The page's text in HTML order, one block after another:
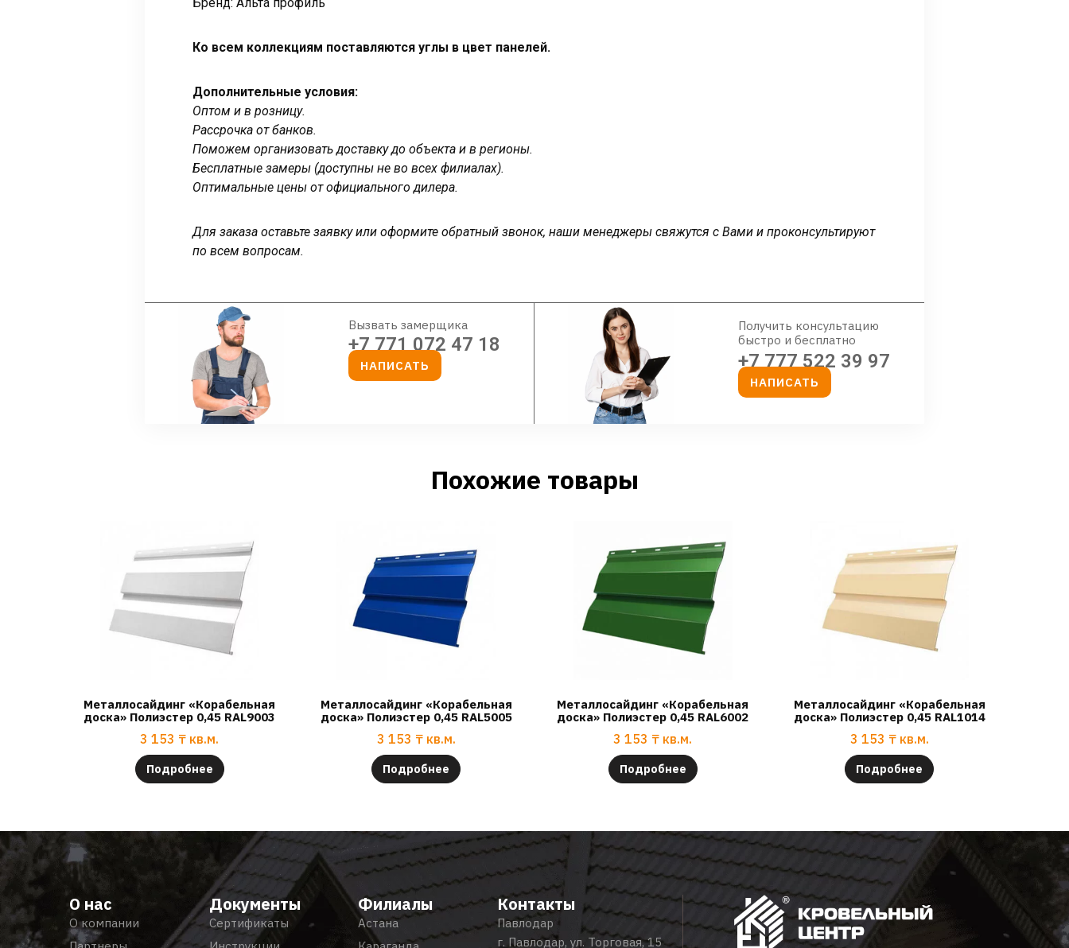
Бренд: Альта профиль
Ко всем коллекциям поставляются углы в цвет панелей.
Дополнительные условия:
Оптом и в розницу.
Рассрочка от банков.
Поможем организовать доставку до объекта и в регионы.
Бесплатные замеры (доступны не во всех филиалах).
Оптимальные цены от официального дилера.
Для заказа оставьте заявку или оформите обратный звонок, наши менеджеры свяжутся с Вами и проконсультируют
по всем вопросам.
Вызвать замерщика
+7 771 072 47 18
НАПИСАТЬ
Получить консультацию
быстро и бесплатно
+7 777 522 39 97
НАПИСАТЬ
Похожие товары
Металлосайдинг «Корабельная
доска» Полиэстер 0,45 RAL9003
3 153 ₸ кв.м.
Подробнее
Металлосайдинг «Корабельная
доска» Полиэстер 0,45 RAL5005
3 153 ₸ кв.м.
Подробнее
Металлосайдинг «Корабельная
доска» Полиэстер 0,45 RAL6002
3 153 ₸ кв.м.
Подробнее
Металлосайдинг «Корабельная
доска» Полиэстер 0,45 RAL1014
3 153 ₸ кв.м.
Подробнее
О нас
О компании
Документы
Сертификаты
Филиалы
Астана
Контакты
Павлодар
г. Павлодар, ул. Торговая, 15